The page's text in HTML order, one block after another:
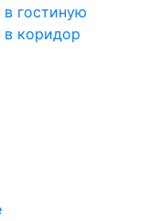
гостиную
коридор